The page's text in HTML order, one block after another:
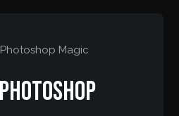
Photoshop Magic